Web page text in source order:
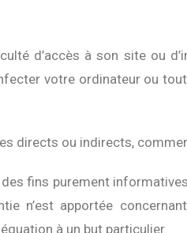
d’accès à son site ou
votre ordinateur ou
directs ou indirects,
fins purement
n’est apportée
à un but particulier.